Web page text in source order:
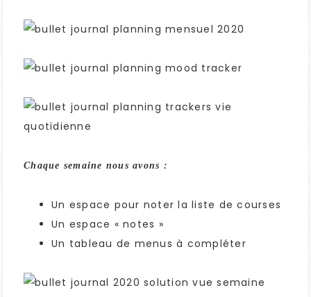
Chaque semaine nous avons :
Un espace pour noter la liste de courses
Un espace « notes »
Un tableau de menus à compléter